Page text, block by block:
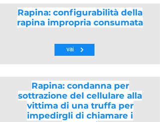
Rapina: configurabilità della
rapina impropria consumata
vai
Rapina: condanna per
sottrazione del cellulare alla
vittima di una truffa per
impedirgli di chiamare i